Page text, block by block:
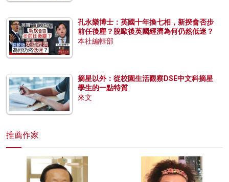
孔永樂博士：英國十年換七相，新揆會否步
前任後塵？脫歐後英國經濟為何仍然低迷？
本社編輯部
摘星以外：從校園生活觀察DSE中文科摘星
學生的一點特質
來文
推薦作家